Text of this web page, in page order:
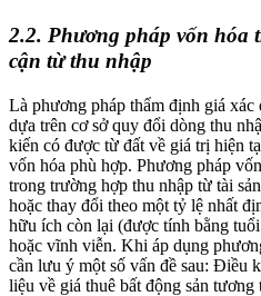
2.2. Phương pháp vốn hóa
cận từ thu nhập
Là phương pháp thẩm định giá
dựa trên cơ sở quy đổi dòng thu
kiến có được từ đất về giá trị hiện
vốn hóa phù hợp. Phương pháp
trong trường hợp thu nhập từ tài
hoặc thay đổi theo một tỷ lệ nhất
hữu ích còn lại (được tính bằng
hoặc vĩnh viễn. Khi áp dụng
cần lưu ý một số vấn đề sau: Điều
liệu về giá thuê bất động sản